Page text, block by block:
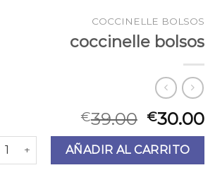
COCCINELLE BOLSOS
coccinelle bolsos
€39.00 €30.00
bolsos cantidad
AÑADIR AL CARRITO